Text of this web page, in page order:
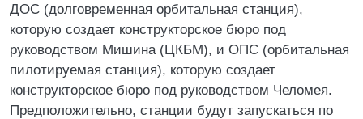
ДОС (долговременная орбитальная станция),
которую создает конструкторское бюро под
руководством Мишина (ЦКБМ), и ОПС (орбитальная
пилотируемая станция), которую создает
конструкторское бюро под руководством Челомея.
Предположительно, станции будут запускаться по